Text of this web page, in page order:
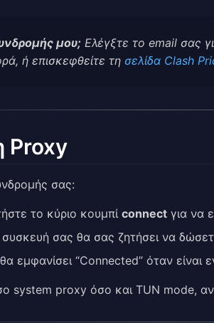
μου; Ελέγξτε το email σας
ή επισκεφθείτε τη σελίδα Clash
Proxy
σας:
το κύριο κουμπί connect για να
σας θα σας ζητήσει να
εμφανίσει “Connected” όταν είναι
system proxy όσο και TUN mode,